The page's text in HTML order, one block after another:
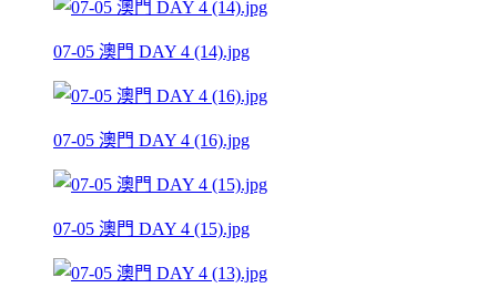
07-05 澳門 DAY 4 (14).jpg
07-05 澳門 DAY 4 (16).jpg
07-05 澳門 DAY 4 (15).jpg